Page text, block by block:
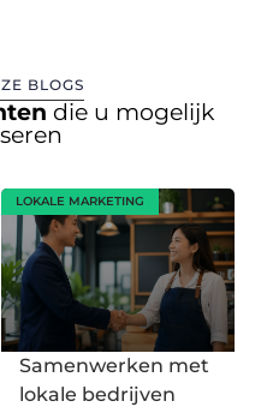
BLOGS
die u mogelijk
LOKALE MARKETING
Samenwerken met
lokale bedrijven